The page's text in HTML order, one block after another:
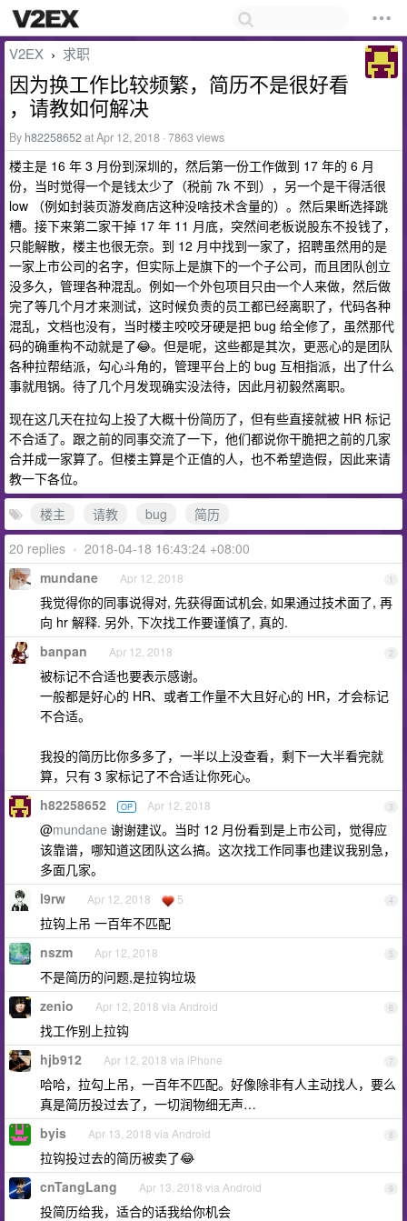
V2EX › 求职
因为换工作比较频繁，简历不是很好看
，请教如何解决
By h82258652at Apr 12, 2018 · 7863 views
楼主是 16 年 3 月份到深圳的，然后第一份工作做到 17 年的 6 月
份，当时觉得一个是钱太少了（税前 7k 不到），另一个是干得活很
low （例如封装页游发商店这种没啥技术含量的）。然后果断选择跳
槽。接下来第二家干掉 17 年 11 月底，突然间老板说股东不投钱了，
只能解散，楼主也很无奈。到 12 月中找到一家了，招聘虽然用的是
一家上市公司的名字，但实际上是旗下的一个子公司，而且团队创立
没多久，管理各种混乱。例如一个外包项目只由一个人来做，然后做
完了等几个月才来测试，这时候负责的员工都已经离职了，代码各种
混乱，文档也没有，当时楼主咬咬牙硬是把 bug 给全修了，虽然那代
码的确重构不动就是了😂。但是呢，这些都是其次，更恶心的是团队
各种拉帮结派，勾心斗角的，管理平台上的 bug 互相指派，出了什么
事就甩锅。待了几个月发现确实没法待，因此月初毅然离职。
现在这几天在拉勾上投了大概十份简历了，但有些直接就被 HR 标记
不合适了。跟之前的同事交流了一下，他们都说你干脆把之前的几家
合并成一家算了。但楼主算是个正值的人，也不希望造假，因此来请
教一下各位。
楼主
请教 bug
简历
20 replies • 2018-04-18 16:43:24 +08:00
1
mundane Apr 12, 2018
我觉得你的同事说得对, 先获得面试机会, 如果通过技术面了, 再
向 hr 解释. 另外, 下次找工作要谨慎了, 真的.
2
banpan Apr 12, 2018
被标记不合适也要表示感谢。
一般都是好心的 HR、或者工作量不大且好心的 HR，才会标记
不合适。
我投的简历比你多多了，一半以上没查看，剩下一大半看完就
算，只有 3 家标记了不合适让你死心。
3
h82258652 OP Apr 12, 2018
@mundane 谢谢建议。当时 12 月份看到是上市公司，觉得应
该靠谱，哪知道这团队这么搞。这次找工作同事也建议我别急，
多面几家。
4
l9rw Apr 12, 2018 5
拉钩上吊 一百年不匹配
5
nszm Apr 12, 2018
不是简历的问题,是拉钩垃圾
6
zenio Apr 12, 2018 via Android
找工作别上拉钩
7
hjb912 Apr 12, 2018 via iPhone
哈哈，拉勾上吊，一百年不匹配。好像除非有人主动找人，要么
真是简历投过去了，一切润物细无声…
8
byis Apr 13, 2018 via Android
拉钩投过去的简历被卖了😂
9
cnTangLang Apr 13, 2018 via Android
投简历给我，适合的话我给你机会